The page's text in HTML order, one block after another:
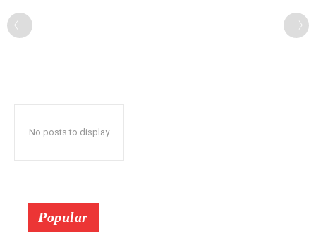
No posts to display
Popular